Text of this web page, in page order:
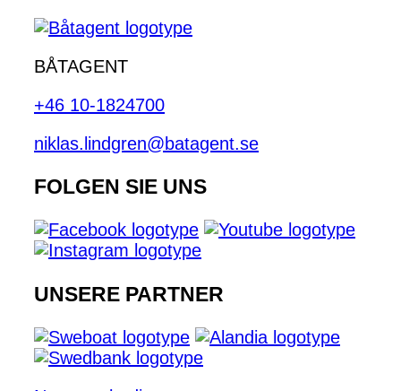
BÅTAGENT
+46 10-1824700
niklas.lindgren@batagent.se
FOLGEN SIE UNS
UNSERE PARTNER